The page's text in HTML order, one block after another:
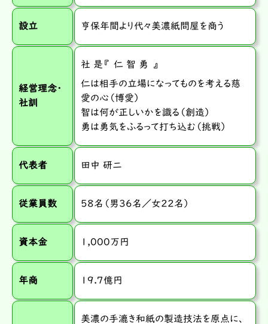
設立 亨保年間より代々美濃紙問屋を商う
経営理念・
社訓
社 是『 仁 智 勇 』
仁は相手の立場になってものを考える慈
愛の心（博愛）
智は何が正しいかを識る（創造）
勇は勇気をふるって打ち込む（挑戦）
代表者 田中 研二
従業員数 58名（男36名／女22名）
資本金 1,000万円
年商 19.7億円
美濃の手漉き和紙の製造技法を原点に、